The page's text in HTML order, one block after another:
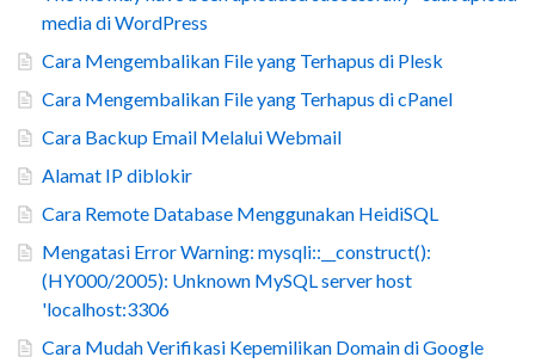
media di WordPress
Cara Mengembalikan File yang Terhapus di Plesk
Cara Mengembalikan File yang Terhapus di cPanel
Cara Backup Email Melalui Webmail
Alamat IP diblokir
Cara Remote Database Menggunakan HeidiSQL
Mengatasi Error Warning: mysqli::__construct():
(HY000/2005): Unknown MySQL server host
'localhost:3306
Cara Mudah Verifikasi Kepemilikan Domain di Google